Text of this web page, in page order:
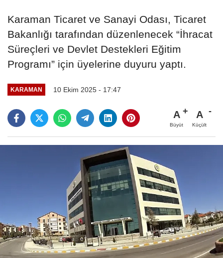
Karaman Ticaret ve Sanayi Odası, Ticaret
Bakanlığı tarafından düzenlenecek “İhracat
Süreçleri ve Devlet Destekleri Eğitim
Programı” için üyelerine duyuru yaptı.
KARAMAN 10 Ekim 2025 - 17:47
A
Büyüt
A
Küçült